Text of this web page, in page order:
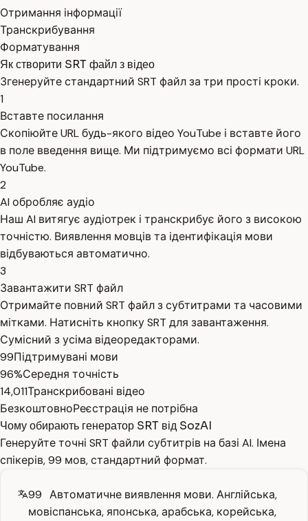
Отримання інформації
Транскрибування
Форматування
Як створити SRT файл з відео
Згенеруйте стандартний SRT файл за три прості кроки.
1
Вставте посилання
Скопіюйте URL будь-якого відео YouTube і вставте його
в поле введення вище. Ми підтримуємо всі формати URL
YouTube.
2
AI обробляє аудіо
Наш AI витягує аудіотрек і транскрибує його з високою
точністю. Виявлення мовців та ідентифікація мови
відбуваються автоматично.
3
Завантажити SRT файл
Отримайте повний SRT файл з субтитрами та часовими
мітками. Натисніть кнопку SRT для завантаження.
Сумісний з усіма відеоредакторами.
99Підтримувані мови
96%Середня точність
14,011Транскрибовані відео
БезкоштовноРеєстрація не потрібна
Чому обирають генератор SRT від SozAI
Генеруйте точні SRT файли субтитрів на базі AI. Імена
спікерів, 99 мов, стандартний формат.
99
мов
Автоматичне виявлення мови. Англійська,
іспанська, японська, арабська, корейська,